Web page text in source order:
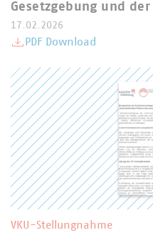
Gesetzgebung und
17.02.2026
PDF Download
VKU-Stellungnahme